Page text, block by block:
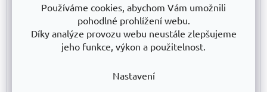
Používáme cookies, abychom Vám umožnili
pohodlné prohlížení webu.
Díky analýze provozu webu neustále zlepšujeme
jeho funkce, výkon a použitelnost.
Nastavení
Bezkonkurenční poměr kvalita/cena– výborné
zpracování za férovou cenu.
📌Podpora české výroby– investujeme do lokální
produkce a technologického pokroku.
spolehněte se, že vaše skladové řešení bude